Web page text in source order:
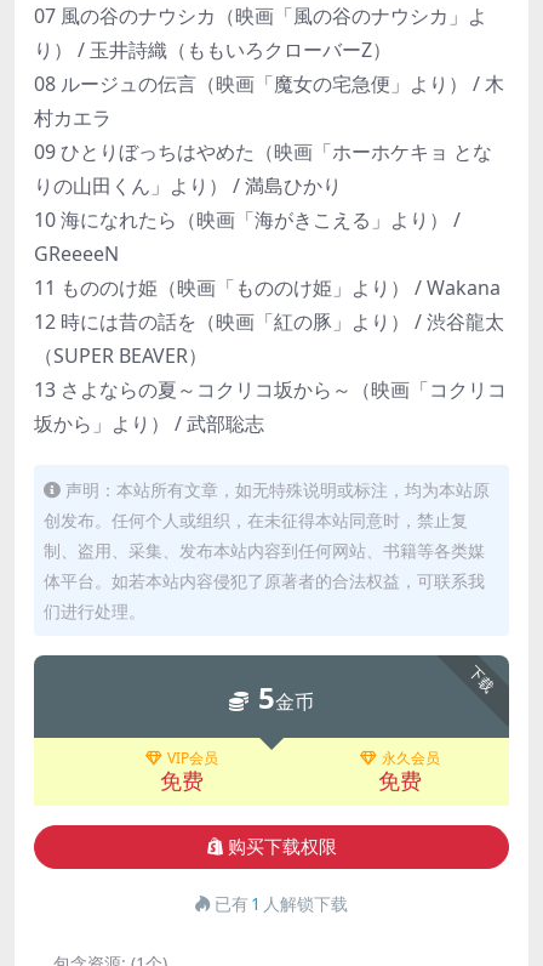
07 風の谷のナウシカ（映画「風の谷のナウシカ」よ
り） / 玉井詩織（ももいろクローバーZ）
08 ルージュの伝言（映画「魔女の宅急便」より） / 木
村カエラ
09 ひとりぼっちはやめた（映画「ホーホケキョ とな
りの山田くん」より） / 満島ひかり
10 海になれたら（映画「海がきこえる」より） /
GReeeeN
11 もののけ姫（映画「もののけ姫」より） / Wakana
12 時には昔の話を（映画「紅の豚」より） / 渋谷龍太
（SUPER BEAVER）
13 さよならの夏～コクリコ坂から～（映画「コクリコ
坂から」より） / 武部聡志
声明：本站所有文章，如无特殊说明或标注，均为本站原
创发布。任何个人或组织，在未征得本站同意时，禁止复
制、盗用、采集、发布本站内容到任何网站、书籍等各类媒
体平台。如若本站内容侵犯了原著者的合法权益，可联系我
们进行处理。
下载
5金币
VIP会员
免费
永久会员
免费
购买下载权限
已有1 人解锁下载